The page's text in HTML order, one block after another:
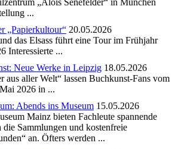
„Alois Senefelder“ in München
...
„Papierkultour“ 20.05.2026
das Elsass führt eine Tour im Frühjahr
Interessierte ...
Neue Werke in Leipzig 18.05.2026
aus aller Welt“ lassen Buchkunst-Fans vom
2026 in ...
Abends ins Museum 15.05.2026
Mainz bieten Fachleute spannende
Sammlungen und kostenfreie
an. Öfters werden ...